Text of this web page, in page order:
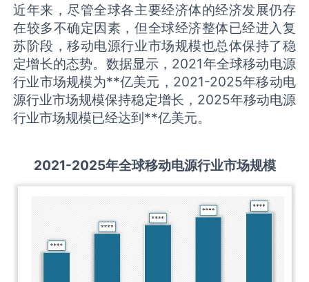
近年来，尽管全球各主要经济体的经济发展仍存
在较多不确定因素，但全球经济整体已经进入复
苏阶段，移动电源行业市场规模也总体保持了稳
定增长的态势。数据显示，2021年全球移动电源
行业市场规模为**亿美元，2021-2025年移动电
源行业市场规模保持稳定增长，2025年移动电源
行业市场规模已经达到**亿美元。
2021-2025年全球移动电源行业市场规模